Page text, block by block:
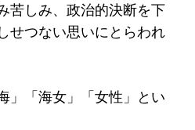
苦しみ、政治的決断を下
せつない思いにとらわれ
」「海女」「女性」とい